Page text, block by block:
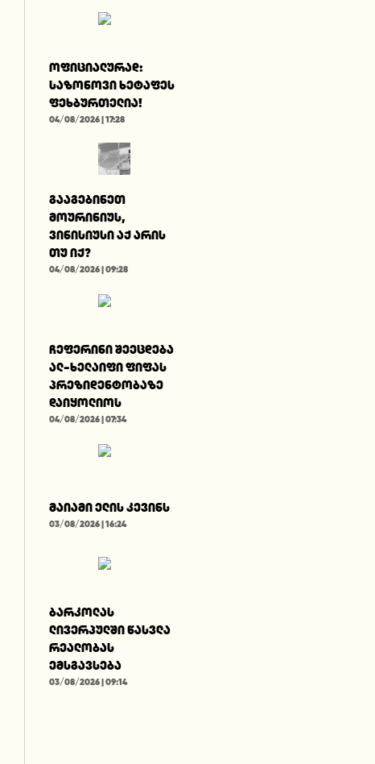
ოფიციალურად:
საზონოვი ხეტაფეს
ფეხბურთელია!
04/08/2026 | 17:28
გააგებინეთ
მოურინიუს,
ვინისიუსი აქ არის
თუ იქ?
04/08/2026 | 09:28
ჩეფერინი შეეცდება
ალ-ხელაიფი ფიფას
პრეზიდენტობაზე
დაიყოლიოს
04/08/2026 | 07:34
მაიამი ელის კევინს
03/08/2026 | 16:24
ბარკოლას
ლივერპულში წასვლა
რეალობას
ემსგავსება
03/08/2026 | 09:14